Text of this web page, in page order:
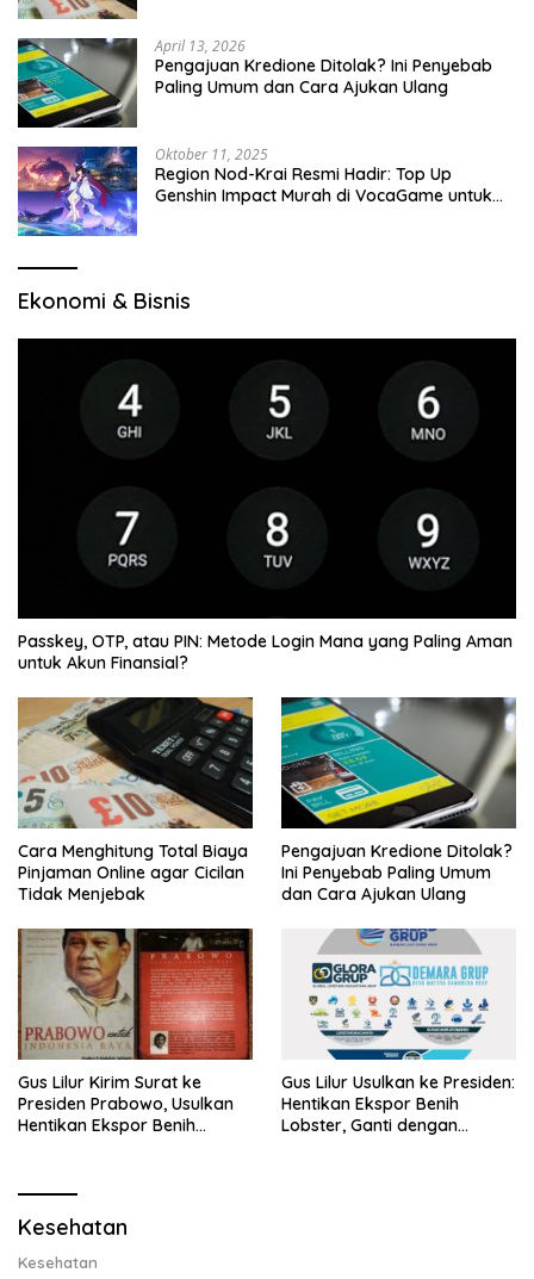
April 13, 2026
Pengajuan Kredione Ditolak? Ini Penyebab
Paling Umum dan Cara Ajukan Ulang
Oktober 11, 2025
Region Nod-Krai Resmi Hadir: Top Up
Genshin Impact Murah di VocaGame untuk
Ekonomi & Bisnis
Passkey, OTP, atau PIN: Metode Login Mana yang Paling Aman
untuk Akun Finansial?
Cara Menghitung Total Biaya
Pinjaman Online agar Cicilan
Tidak Menjebak
Pengajuan Kredione Ditolak?
Ini Penyebab Paling Umum
dan Cara Ajukan Ulang
Gus Lilur Kirim Surat ke
Presiden Prabowo, Usulkan
Hentikan Ekspor Benih
Gus Lilur Usulkan ke Presiden:
Hentikan Ekspor Benih
Lobster, Ganti dengan
Kesehatan
Kesehatan